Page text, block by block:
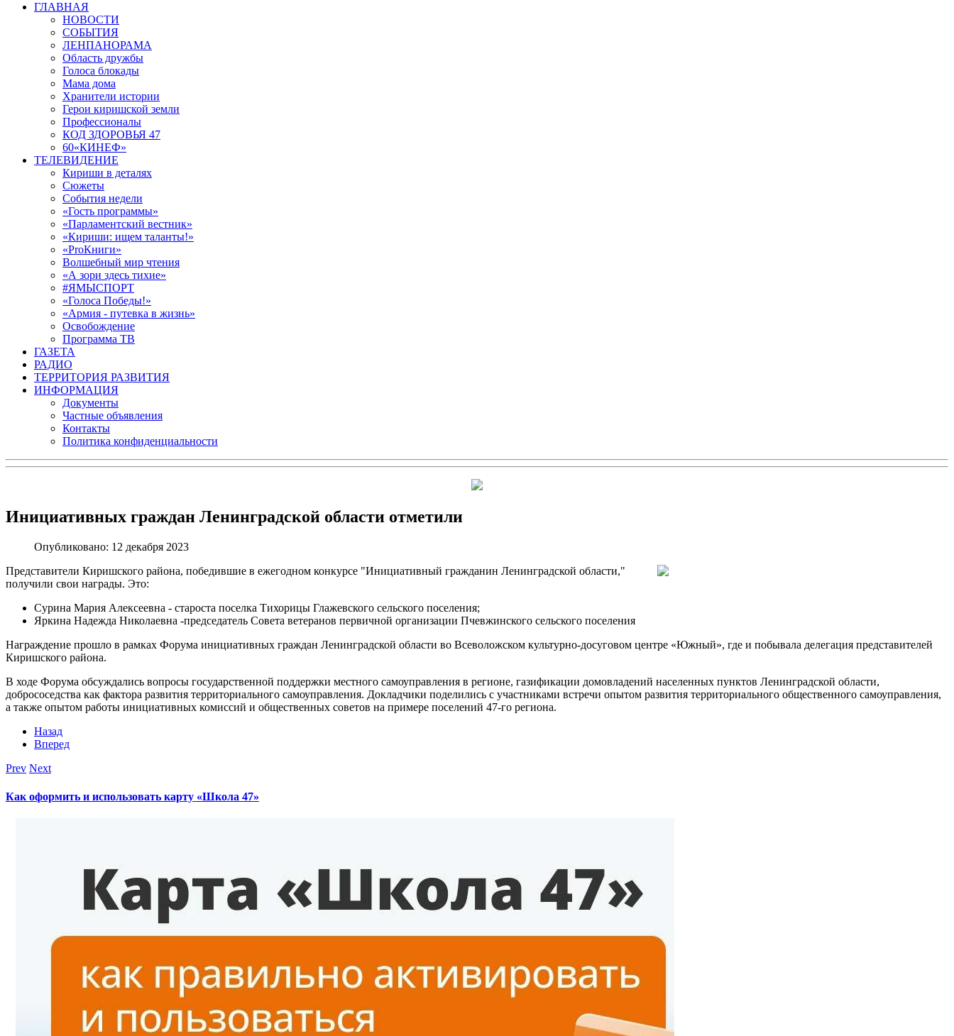
ГЛАВНАЯ
НОВОСТИ
СОБЫТИЯ
ЛЕНПАНОРАМА
Область дружбы
Голоса блокады
Мама дома
Хранители истории
Герои киришской земли
Профессионалы
КОД ЗДОРОВЬЯ 47
60«КИНЕФ»
ТЕЛЕВИДЕНИЕ
Кириши в деталях
Сюжеты
События недели
«Гость программы»
«Парламентский вестник»
«Кириши: ищем таланты!»
«ProКниги»
Волшебный мир чтения
«А зори здесь тихие»
#ЯМЫСПОРТ
«Голоса Победы!»
«Армия - путевка в жизнь»
Освобождение
Программа ТВ
ГАЗЕТА
РАДИО
ТЕРРИТОРИЯ РАЗВИТИЯ
ИНФОРМАЦИЯ
Документы
Частные объявления
Контакты
Политика конфиденциальности
Инициативных граждан Ленинградской области отметили
Опубликовано: 12 декабря 2023
Представители Киришского района, победившие в ежегодном конкурсе "Инициативный гражданин Ленинградской области,"
получили свои награды. Это:
Сурина Мария Алексеевна - староста поселка Тихорицы Глажевского сельского поселения;
Яркина Надежда Николаевна -председатель Совета ветеранов первичной организации Пчевжинского сельского поселения
Награждение прошло в рамках Форума инициативных граждан Ленинградской области во Всеволожском культурно-досуговом центре «Южный», где и побывала делегация представителей
Киришского района.
В ходе Форума обсуждались вопросы государственной поддержки местного самоуправления в регионе, газификации домовладений населенных пунктов Ленинградской области,
добрососедства как фактора развития территориального самоуправления. Докладчики поделились с участниками встречи опытом развития территориального общественного самоуправления,
а также опытом работы инициативных комиссий и общественных советов на примере поселений 47-го региона.
Назад
Вперед
Prev Next
Как оформить и использовать карту «Школа 47»